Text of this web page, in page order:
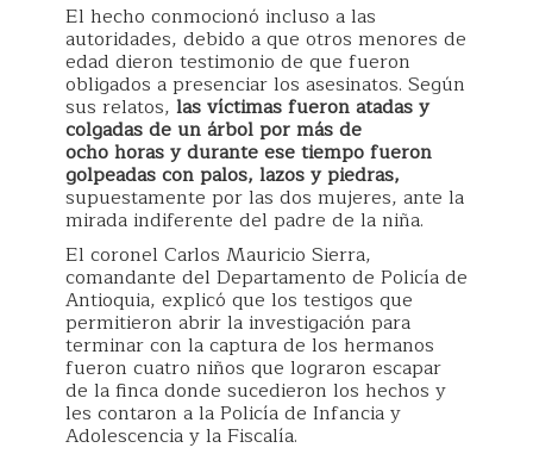
El hecho conmocionó incluso a las
autoridades, debido a que otros menores de
edad dieron testimonio de que fueron
obligados a presenciar los asesinatos. Según
sus relatos, las víctimas fueron atadas y
colgadas de un árbol por más de
ocho horas y durante ese tiempo fueron
golpeadas con palos, lazos y piedras,
supuestamente por las dos mujeres, ante la
mirada indiferente del padre de la niña.
El coronel Carlos Mauricio Sierra,
comandante del Departamento de Policía de
Antioquia, explicó que los testigos que
permitieron abrir la investigación para
terminar con la captura de los hermanos
fueron cuatro niños que lograron escapar
de la finca donde sucedieron los hechos y
les contaron a la Policía de Infancia y
Adolescencia y la Fiscalía.